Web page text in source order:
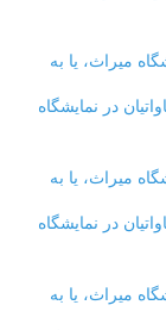
میراث، یا به
در نمایشگاه
میراث، یا به
در نمایشگاه
میراث، یا به